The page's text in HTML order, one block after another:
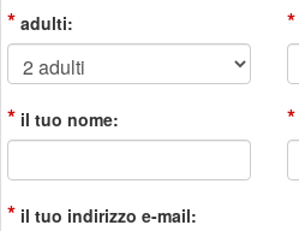
* adulti: *
* il tuo nome: *
* il tuo indirizzo e-mail: